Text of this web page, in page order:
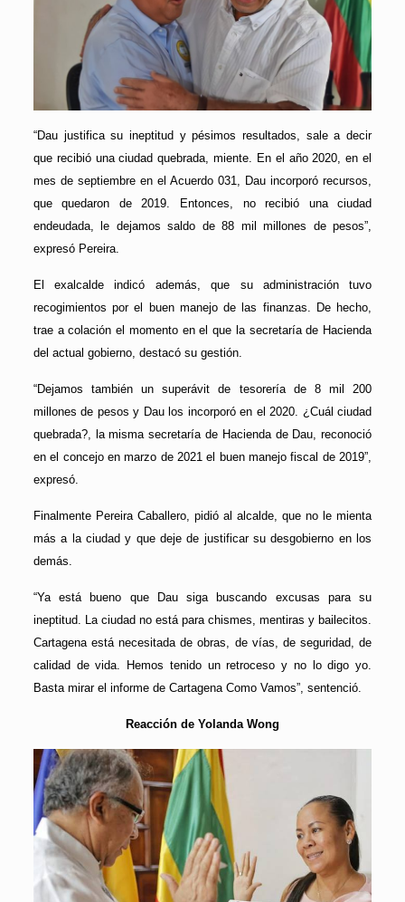
“Dau justifica su ineptitud y pésimos resultados, sale a decir
que recibió una ciudad quebrada, miente. En el año 2020, en el
mes de septiembre en el Acuerdo 031, Dau incorporó recursos,
que quedaron de 2019. Entonces, no recibió una ciudad
endeudada, le dejamos saldo de 88 mil millones de pesos”,
expresó Pereira.
El exalcalde indicó además, que su administración tuvo
recogimientos por el buen manejo de las finanzas. De hecho,
trae a colación el momento en el que la secretaría de Hacienda
del actual gobierno, destacó su gestión.
“Dejamos también un superávit de tesorería de 8 mil 200
millones de pesos y Dau los incorporó en el 2020. ¿Cuál ciudad
quebrada?, la misma secretaría de Hacienda de Dau, reconoció
en el concejo en marzo de 2021 el buen manejo fiscal de 2019”,
expresó.
Finalmente Pereira Caballero, pidió al alcalde, que no le mienta
más a la ciudad y que deje de justificar su desgobierno en los
demás.
“Ya está bueno que Dau siga buscando excusas para su
ineptitud. La ciudad no está para chismes, mentiras y bailecitos.
Cartagena está necesitada de obras, de vías, de seguridad, de
calidad de vida. Hemos tenido un retroceso y no lo digo yo.
Basta mirar el informe de Cartagena Como Vamos”, sentenció.
Reacción de Yolanda Wong